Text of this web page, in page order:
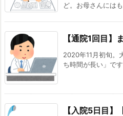
ど。お母さんには
【通院1回目】
2020年11月初旬。
ち時間が長い」で
【入院5日目